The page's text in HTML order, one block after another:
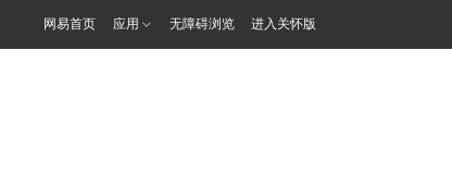
网易首页 应用 无障碍浏览 进入关怀版